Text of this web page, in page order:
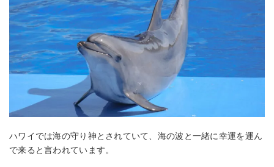
ハワイでは海の守り神とされていて、海の波と一緒に幸運を運ん
で来ると言われています。